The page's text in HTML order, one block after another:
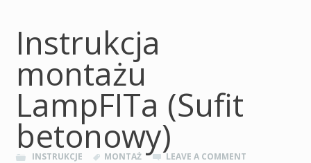
Instrukcja
montażu
LampFITa (Sufit
betonowy)
INSTRUKCJE MONTAŻ LEAVE A COMMENT